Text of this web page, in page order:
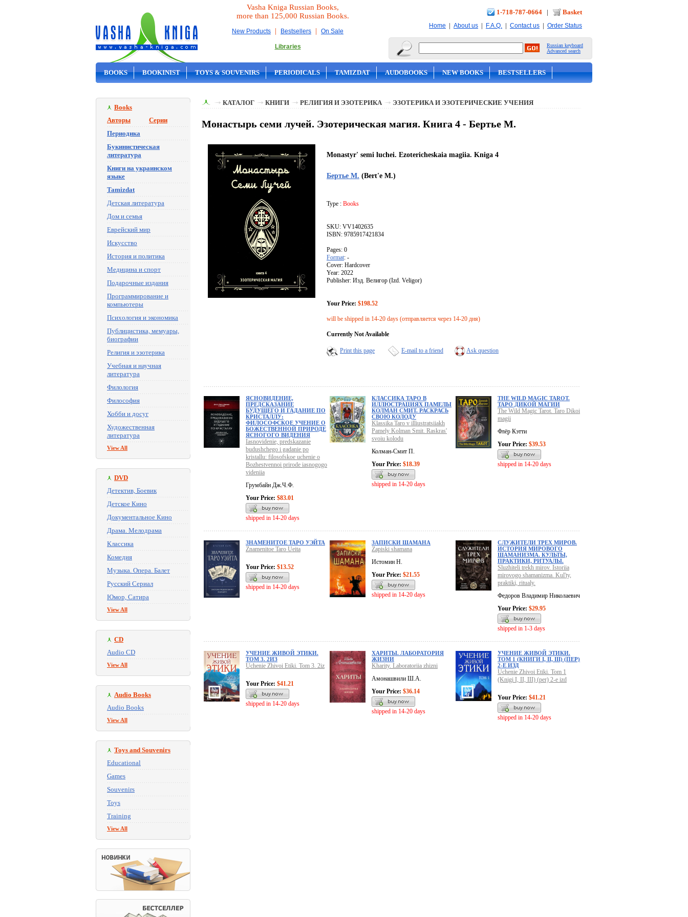
Vasha Kniga Russian Books,
more than 125,000 Russian Books.
New Products | Bestsellers | On Sale
Libraries
1-718-787-0664 | Basket
Home | About us | F.A.Q. | Contact us | Order Status
Russian keyboard
Advanced search
BOOKS BOOKINIST TOYS & SOUVENIRS PERIODICALS TAMIZDAT AUDOBOOKS NEW BOOKS BESTSELLERS
Books
Авторы
Серии
Периодика
Букинистическая
литература
Книги на украинском
языке
Tamizdat
Детская литература
Дом и семья
Еврейский мир
Искусство
История и политика
Медицина и спорт
Подарочные издания
Программирование и
компьютеры
Психология и экономика
Публицистика, мемуары,
биографии
Религия и эзотерика
Учебная и научная
литература
Филология
Философия
Хобби и досуг
Художественная
литература
View All
DVD
Детектив, Боевик
Детское Кино
Документальное Кино
Драма. Мелодрама
Классика
Комедия
Музыка. Опера. Балет
Русский Сериал
Юмор, Сатира
View All
CD
Audio CD
View All
Audio Books
Audio Books
View All
Toys and Souvenirs
Educational
Games
Souvenirs
Toys
Training
View All
КАТАЛОГ КНИГИ РЕЛИГИЯ И ЭЗОТЕРИКА ЭЗОТЕРИКА И ЭЗОТЕРИЧЕСКИЕ УЧЕНИЯ
Монастырь семи лучей. Эзотерическая магия. Книга 4 - Бертье М.
Monastyr' semi luchei. Ezotericheskaia magiia. Kniga 4
Бертье М. (Bert'e M.)
Type : Books
SKU: VV1402635
ISBN: 9785917421834
Pages: 0
Format: -
Cover: Hardcover
Year: 2022
Publisher: Изд. Велигор (Izd. Veligor)
Your Price: $198.52
will be shipped in 14-20 days (отправляется через 14-20 дня)
Currently Not Available
Print this page E-mail to a friend Ask question
ЯСНОВИДЕНИЕ,
ПРЕДСКАЗАНИЕ
БУДУЩЕГО И ГАДАНИЕ ПО
КРИСТАЛЛУ:
ФИЛОСОФСКОЕ УЧЕНИЕ О
БОЖЕСТВЕННОЙ ПРИРОДЕ
ЯСНОГОГО ВИДЕНИЯ
Iasnovidenie, predskazanie
budushchego i gadanie po
kristallu: filosofskoe uchenie o
Bozhestvennoi prirode iasnogogo
videniia
Грумбайн Дж.Ч.Ф.
Your Price: $83.01
shipped in 14-20 days
КЛАССИКА ТАРО В
ИЛЛЮСТРАЦИЯХ ПАМЕЛЫ
КОЛМАН СМИТ. РАСКРАСЬ
СВОЮ КОЛОДУ
Klassika Taro v illiustratsiiakh
Pamely Kolman Smit. Raskras'
svoiu kolodu
Колман-Смит П.
Your Price: $18.39
shipped in 14-20 days
THE WILD MAGIC TAROT.
ТАРО ДИКОЙ МАГИИ
The Wild Magic Tarot. Taro Dikoi
magii
Флёр Кэтти
Your Price: $39.53
shipped in 14-20 days
ЗНАМЕНИТОЕ ТАРО УЭЙТА
Znamenitoe Taro Ueita
Your Price: $13.52
shipped in 14-20 days
ЗАПИСКИ ШАМАНА
Zapiski shamana
Истомин Н.
Your Price: $21.55
shipped in 14-20 days
СЛУЖИТЕЛИ ТРЕХ МИРОВ.
ИСТОРИЯ МИРОВОГО
ШАМАНИЗМА. КУЛЬТЫ,
ПРАКТИКИ, РИТУАЛЫ.
Sluzhiteli trekh mirov. Istoriia
mirovogo shamanizma. Kul'ty,
praktiki, ritualy.
Федоров Владимир Николаевич
Your Price: $29.95
shipped in 1-3 days
УЧЕНИЕ ЖИВОЙ ЭТИКИ.
ТОМ 3. 2ИЗ
Uchenie Zhivoi Etiki. Tom 3. 2iz
Your Price: $41.21
shipped in 14-20 days
ХАРИТЫ. ЛАБОРАТОРИЯ
ЖИЗНИ
Kharity. Laboratoriia zhizni
Амонашвили Ш.А.
Your Price: $36.14
shipped in 14-20 days
УЧЕНИЕ ЖИВОЙ ЭТИКИ.
ТОМ 1 (КНИГИ I, II, III) (ПЕР)
2-Е ИЗД
Uchenie Zhivoi Etiki. Tom 1
(Knigi I, II, III) (per) 2-e izd
Your Price: $41.21
shipped in 14-20 days